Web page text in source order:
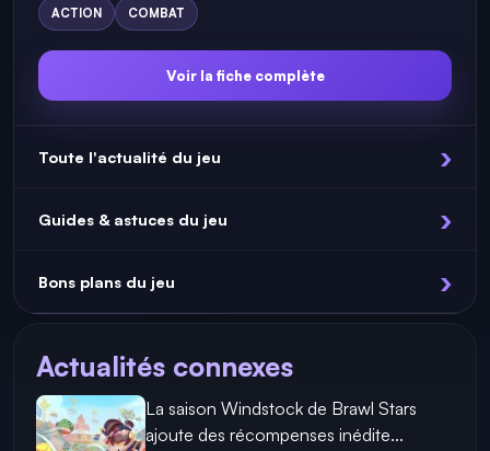
ACTION COMBAT
Voir la fiche complète
Toute l'actualité du jeu
Guides & astuces du jeu
Bons plans du jeu
Actualités connexes
La saison Windstock de Brawl Stars
ajoute des récompenses inédite...